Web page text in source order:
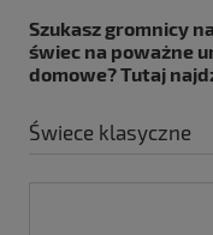
Szukasz gromnicy
świec na poważne
domowe? Tutaj
Świece klasyczne